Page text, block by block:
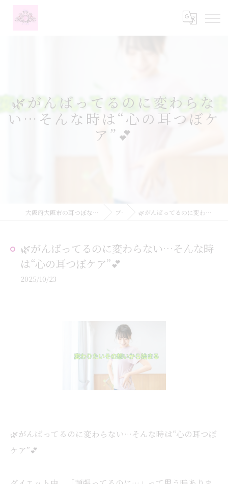
🌿がんばってるのに変わらな
い…そんな時は“心の耳つぼケ
ア”💕
大阪府大阪市の耳つぼなら耳つぼダイエットサロンふーみん ブログ 🌿がんばってるのに変わらない…そんな時は“心の耳つぼケア”💕
🌿がんばってるのに変わらない…そんな時
は“心の耳つぼケア”💕
2025/10/23
🌿がんばってるのに変わらない…そんな時は“心の耳つぼ
ケア”💕